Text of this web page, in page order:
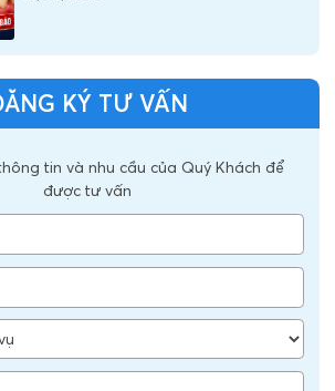
KÝ TƯ VẤN
tin và nhu cầu của Quý Khách để
được tư vấn